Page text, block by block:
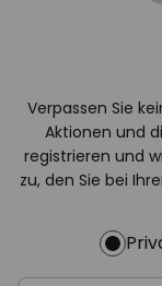
Verpassen Sie
Aktionen und
registrieren und
zu, den Sie bei